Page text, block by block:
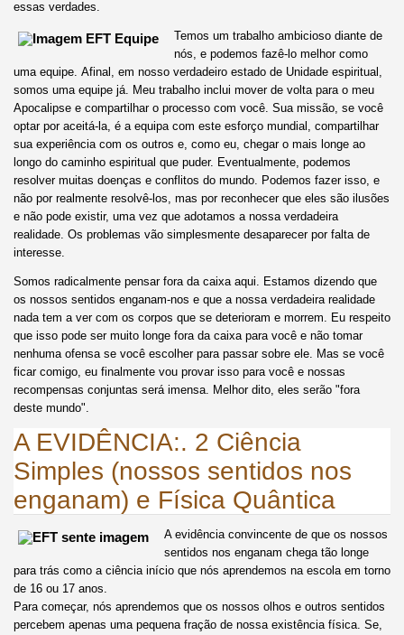
essas verdades.
Temos um trabalho ambicioso diante de
nós, e podemos fazê-lo melhor como
uma equipe. Afinal, em nosso verdadeiro estado de Unidade espiritual,
somos uma equipe já. Meu trabalho inclui mover de volta para o meu
Apocalipse e compartilhar o processo com você. Sua missão, se você
optar por aceitá-la, é a equipa com este esforço mundial, compartilhar
sua experiência com os outros e, como eu, chegar o mais longe ao
longo do caminho espiritual que puder. Eventualmente, podemos
resolver muitas doenças e conflitos do mundo. Podemos fazer isso, e
não por realmente resolvê-los, mas por reconhecer que eles são ilusões
e não pode existir, uma vez que adotamos a nossa verdadeira
realidade. Os problemas vão simplesmente desaparecer por falta de
interesse.
Somos radicalmente pensar fora da caixa aqui. Estamos dizendo que
os nossos sentidos enganam-nos e que a nossa verdadeira realidade
nada tem a ver com os corpos que se deterioram e morrem. Eu respeito
que isso pode ser muito longe fora da caixa para você e não tomar
nenhuma ofensa se você escolher para passar sobre ele. Mas se você
ficar comigo, eu finalmente vou provar isso para você e nossas
recompensas conjuntas será imensa. Melhor dito, eles serão "fora
deste mundo".
A EVIDÊNCIA:. 2 Ciência
Simples (nossos sentidos nos
enganam) e Física Quântica
A evidência convincente de que os nossos
sentidos nos enganam chega tão longe
para trás como a ciência início que nós aprendemos na escola em torno
de 16 ou 17 anos.
Para começar, nós aprendemos que os nossos olhos e outros sentidos
percebem apenas uma pequena fração de nossa existência física. Se,